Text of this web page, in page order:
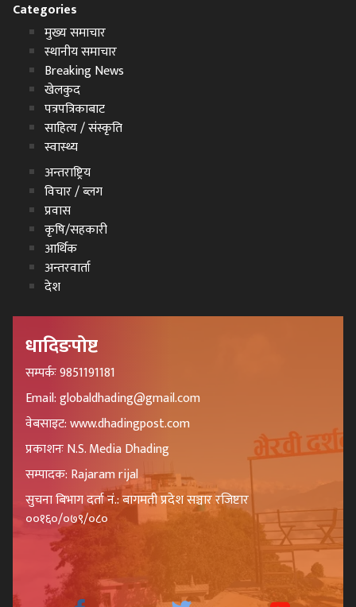
Categories
मुख्य समाचार
स्थानीय समाचार
Breaking News
खेलकुद
पत्रपत्रिकाबाट
साहित्य / संस्कृति
स्वास्थ्य
अन्तराष्ट्रिय
विचार / ब्लग
प्रवास
कृषि/सहकारी
आर्थिक
अन्तरवार्ता
देश
धादिङपोष्ट
सम्पर्कः 9851191181
Email: globaldhading@gmail.com
वेबसाइट: www.dhadingpost.com
प्रकाशनः N.S. Media Dhading
सम्पादक: Rajaram rijal
सुचना बिभाग दर्ता नं.: बागमती प्रदेश सञ्चार रजिष्टार
००१६०/०७९/०८०